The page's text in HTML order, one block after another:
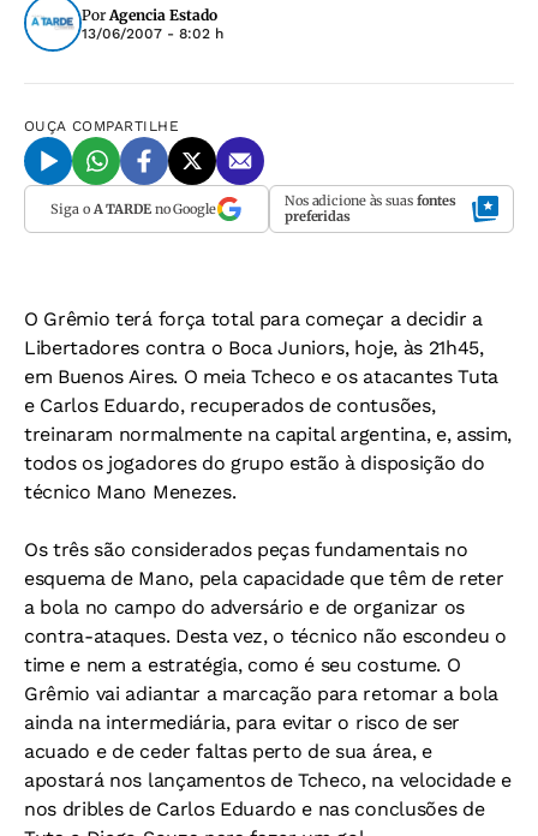
PorAgencia Estado
13/06/2007 - 8:02 h
OUÇA COMPARTILHE
Siga o A TARDEno Google Nos adicione às suas fontes
preferidas
O Grêmio terá força total para começar a decidir a
Libertadores contra o Boca Juniors, hoje, às 21h45,
em Buenos Aires. O meia Tcheco e os atacantes Tuta
e Carlos Eduardo, recuperados de contusões,
treinaram normalmente na capital argentina, e, assim,
todos os jogadores do grupo estão à disposição do
técnico Mano Menezes.
Os três são considerados peças fundamentais no
esquema de Mano, pela capacidade que têm de reter
a bola no campo do adversário e de organizar os
contra-ataques. Desta vez, o técnico não escondeu o
time e nem a estratégia, como é seu costume. O
Grêmio vai adiantar a marcação para retomar a bola
ainda na intermediária, para evitar o risco de ser
acuado e de ceder faltas perto de sua área, e
apostará nos lançamentos de Tcheco, na velocidade e
nos dribles de Carlos Eduardo e nas conclusões de